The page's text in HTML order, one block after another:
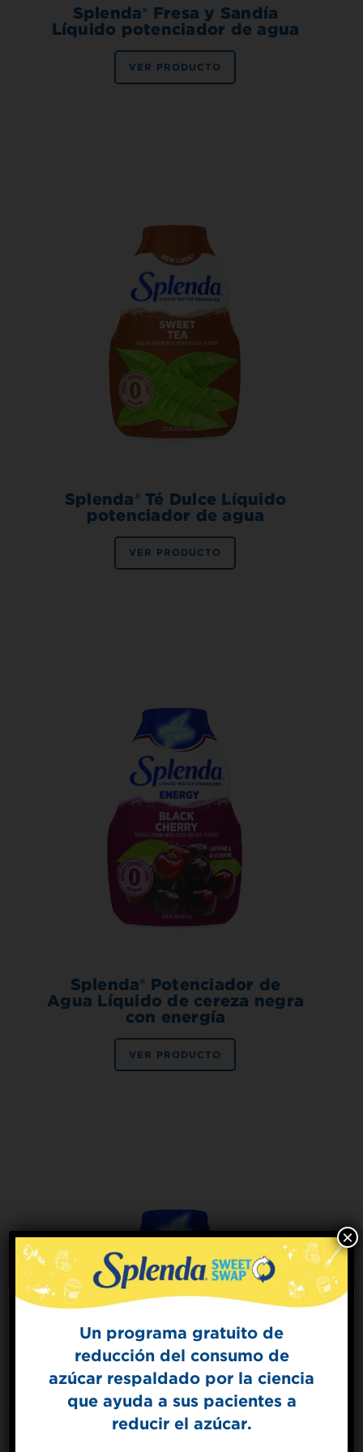
Splenda® Fresa y Sandía
Líquido potenciador de agua
VER PRODUCTO
Splenda® Té Dulce Líquido
potenciador de agua
VER PRODUCTO
Splenda® Potenciador de
Agua Líquido de cereza negra
con energía
VER PRODUCTO
Un programa gratuito de
reducción del consumo de
azúcar respaldado por la ciencia
que ayuda a sus pacientes a
reducir el azúcar.
×
The Sweet Dish
Get mouth-watering recipes from the